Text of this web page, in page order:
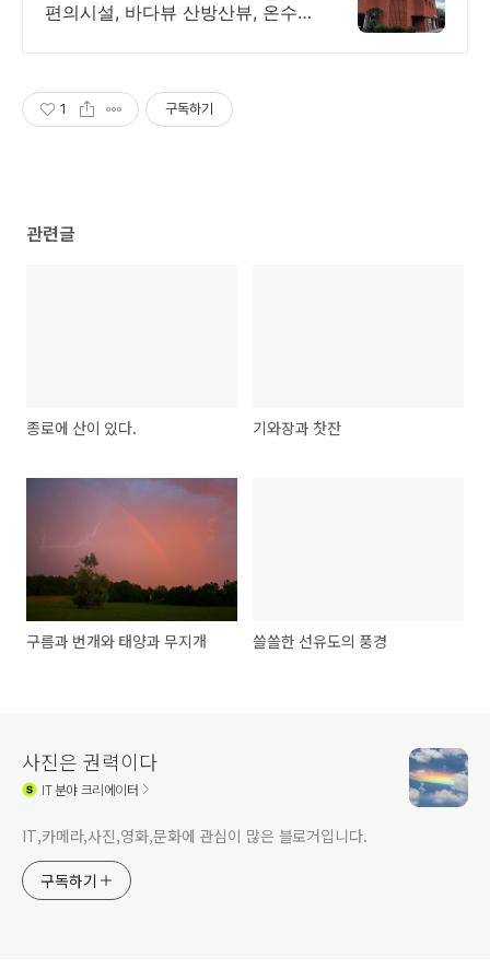
편의시설, 바다뷰 산방산뷰, 온수
1 구독하기
관련글
종로에 산이 있다. 기와장과 찻잔
구름과 번개와 태양과 무지개 쓸쓸한 선유도의 풍경
사진은 권력이다
IT분야 크리에이터
IT,카메라,사진,영화,문화에 관심이 많은 블로거입니다.
구독하기